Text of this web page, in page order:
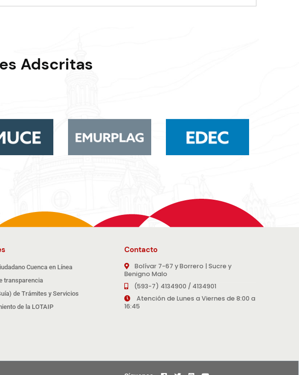
Adscritas
Cuenca en Línea
transparencia
de Trámites y Servicios
de la LOTAIP
Contacto
Bolívar 7-67 y Borrero | Sucre y
Benigno Malo
(593-7) 4134900 / 4134901
Atención de Lunes a Viernes de 8:00 a
16:45